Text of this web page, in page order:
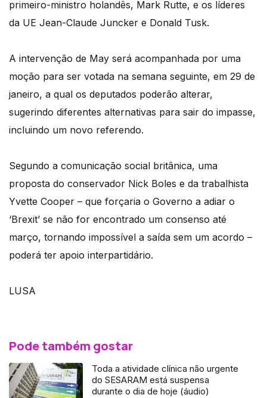
primeiro-ministro holandês, Mark Rutte, e os líderes
da UE Jean-Claude Juncker e Donald Tusk.
A intervenção de May será acompanhada por uma
moção para ser votada na semana seguinte, em 29 de
janeiro, a qual os deputados poderão alterar,
sugerindo diferentes alternativas para sair do impasse,
incluindo um novo referendo.
Segundo a comunicação social britânica, uma
proposta do conservador Nick Boles e da trabalhista
Yvette Cooper – que forçaria o Governo a adiar o
‘Brexit’ se não for encontrado um consenso até
março, tornando impossível a saída sem um acordo –
poderá ter apoio interpartidário.
LUSA
Pode também gostar
Toda a atividade clínica não urgente
do SESARAM está suspensa
durante o dia de hoje (áudio)